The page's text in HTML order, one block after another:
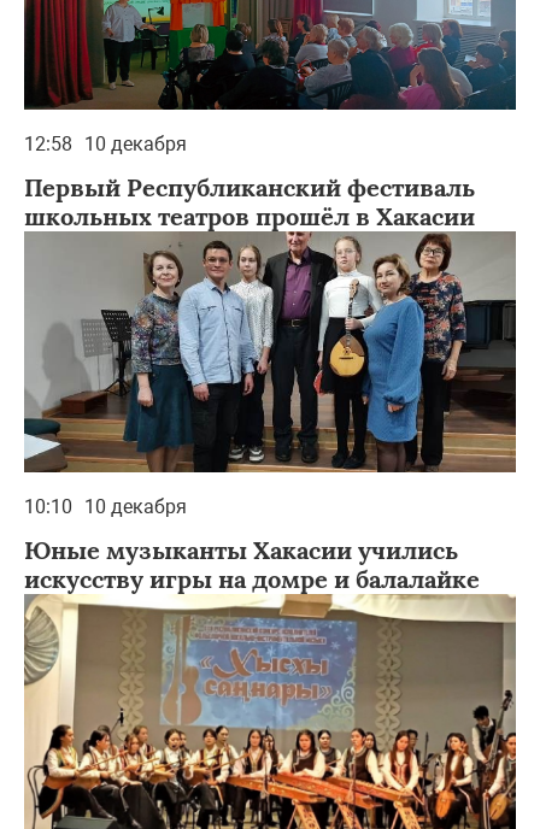
12:58 10 декабря
Первый Республиканский фестиваль
школьных театров прошёл в Хакасии
10:10 10 декабря
Юные музыканты Хакасии учились
искусству игры на домре и балалайке